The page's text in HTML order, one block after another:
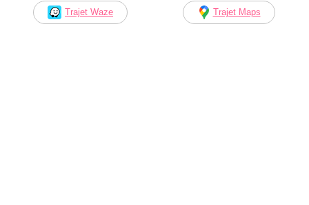
Trajet Waze Trajet Maps